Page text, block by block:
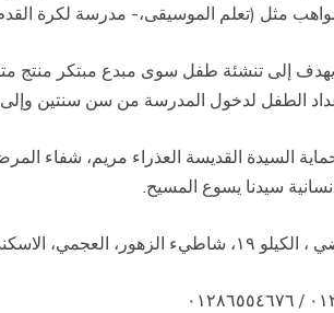
مثل (تعلم الموسيقى،- مدرسة لكرة
إلى تنشئة طفل سوى مبدع مبتكر منتج
الطفل لدخول المدرسة من سن سنتين وإلى
السيدة القديسة العذراء مريم، شفاء
سيدنا يسوع المسيح.
الاسكندريه